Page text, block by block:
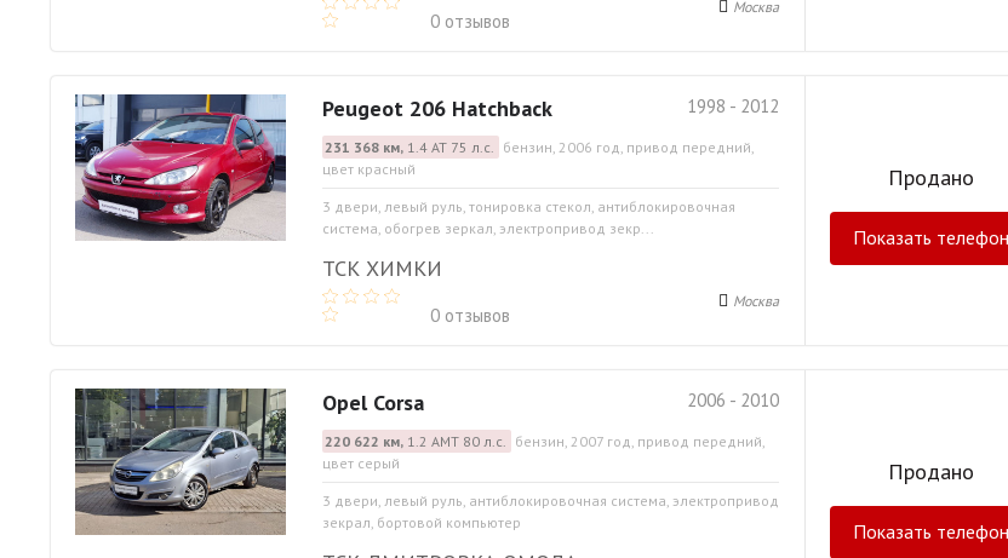
0 отзывов
Москва
1998 - 2012
Peugeot 206 Hatchback
231 368 км,1.4 АТ 75 л.с. бензин, 2006 год, привод передний,
цвет красный
3 двери, левый руль, тонировка стекол, антиблокировочная
система, обогрев зеркал, электропривод зекр...
ТСК ХИМКИ
0 отзывов
Москва
Продано
Показать телефон
2006 - 2010
Opel Corsa
220 622 км,1.2 АМТ 80 л.с. бензин, 2007 год, привод передний,
цвет серый
3 двери, левый руль, антиблокировочная система, электропривод
зекрал, бортовой компьютер
Продано
Показать телефон